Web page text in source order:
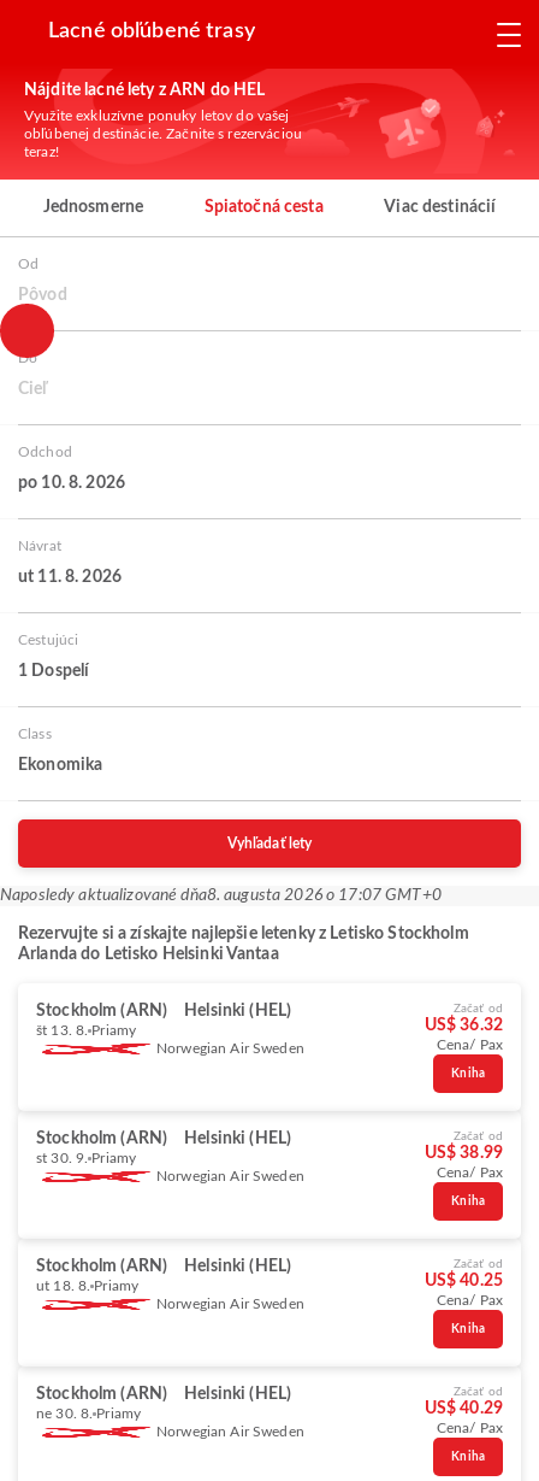
Lacné obľúbené trasy
Nájdite lacné lety z ARN do HEL
Využite exkluzívne ponuky letov do vašej
obľúbenej destinácie. Začnite s rezerváciou
teraz!
Jednosmerne Spiatočná cesta Viac destinácií
Od
Pôvod
Do
Cieľ
Odchod
po 10. 8. 2026
Návrat
ut 11. 8. 2026
Cestujúci
1 Dospelí
Class
Ekonomika
Vyhľadať lety
Naposledy aktualizované dňa8. augusta 2026 o 17:07 GMT+0
Rezervujte si a získajte najlepšie letenky z Letisko Stockholm
Arlanda do Letisko Helsinki Vantaa
Stockholm (ARN) Helsinki (HEL)
št 13. 8. Priamy
Norwegian Air Sweden
Začať od
US$ 36.32
Cena/ Pax
Kniha
Stockholm (ARN) Helsinki (HEL)
st 30. 9. Priamy
Norwegian Air Sweden
Začať od
US$ 38.99
Cena/ Pax
Kniha
Stockholm (ARN) Helsinki (HEL)
ut 18. 8. Priamy
Norwegian Air Sweden
Začať od
US$ 40.25
Cena/ Pax
Kniha
Stockholm (ARN) Helsinki (HEL)
ne 30. 8. Priamy
Norwegian Air Sweden
Začať od
US$ 40.29
Cena/ Pax
Kniha